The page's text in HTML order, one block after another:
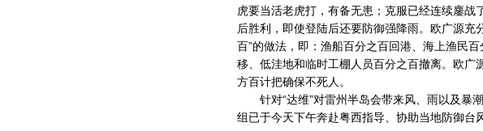
虎要当活老虎打，有备无患；克服已经连续鏖
后胜利，即使登陆后还要防御强降雨。欧广源充
百”的做法，即：渔船百分之百回港、海上渔民
移、低洼地和临时工棚人员百分之百撤离。欧
方百计把确保不死人。
针对“达维”对雷州半岛会带来风、雨以及暴
组已于今天下午奔赴粤西指导、协助当地防御台